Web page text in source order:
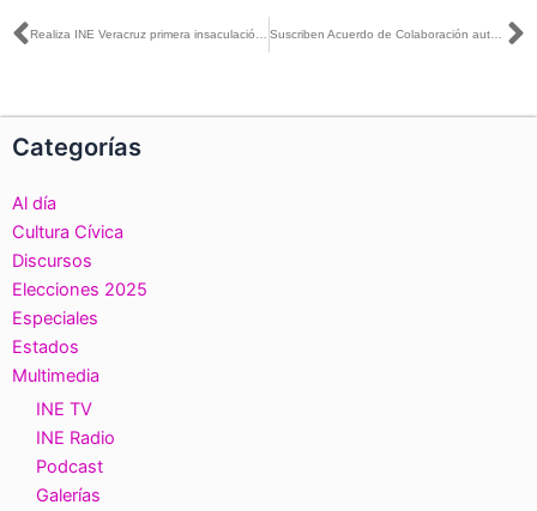
Ant Suscriben Acuerdo de Colaboración autoridades electores de Michoacán, gobierno estatal y el tribunal electoral
Categorías
Al día
Cultura Cívica
Discursos
Elecciones 2025
Especiales
Estados
Multimedia
INE TV
INE Radio
Podcast
Galerías